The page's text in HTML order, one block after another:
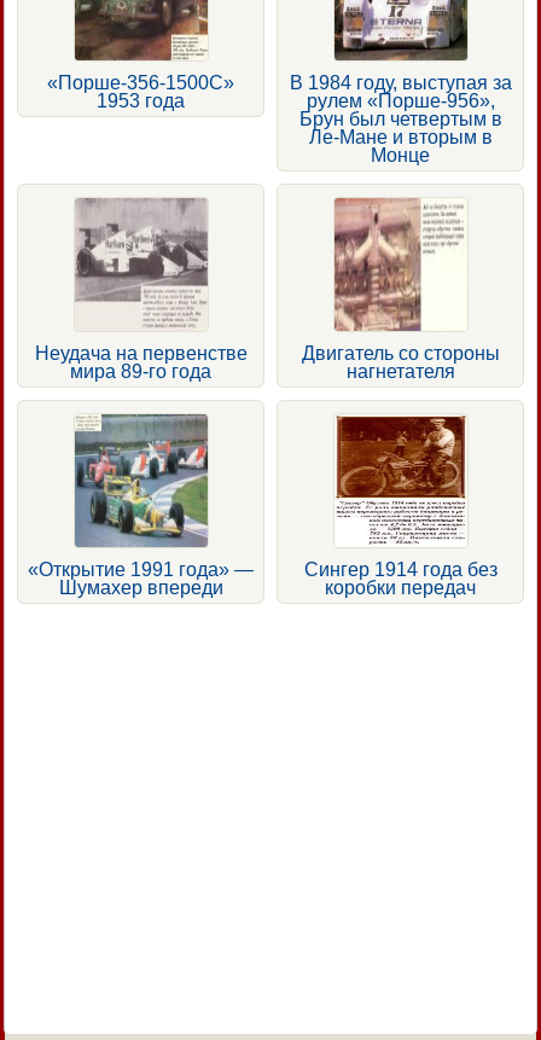
«Порше-356-1500С»
1953 года
В 1984 году, выступая за
рулем «Порше-956»,
Брун был четвертым в
Ле-Мане и вторым в
Монце
Неудача на первенстве
мира 89-го года
Двигатель со стороны
нагнетателя
«Открытие 1991 года» —
Шумахер впереди
Сингер 1914 года без
коробки передач